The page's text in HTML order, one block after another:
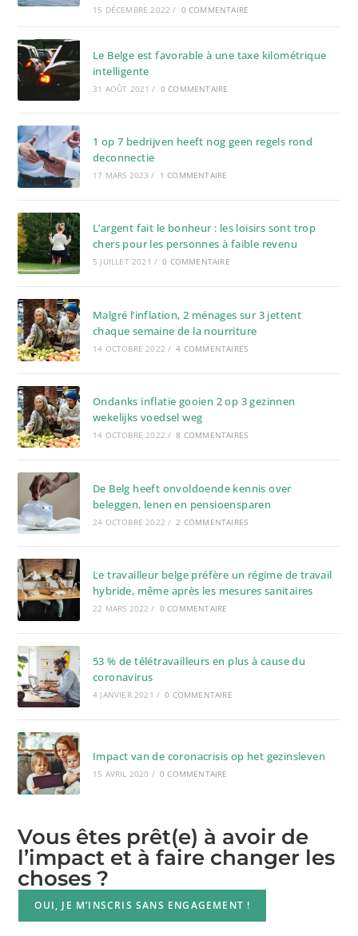
15 DÉCEMBRE 2022 / 0 COMMENTAIRE
Le Belge est favorable à une taxe kilométrique
intelligente
31 AOÛT 2021 / 0 COMMENTAIRE
1 op 7 bedrijven heeft nog geen regels rond
deconnectie
17 MARS 2023 / 1 COMMENTAIRE
L’argent fait le bonheur : les loisirs sont trop
chers pour les personnes à faible revenu
5 JUILLET 2021 / 0 COMMENTAIRE
Malgré l’inflation, 2 ménages sur 3 jettent
chaque semaine de la nourriture
14 OCTOBRE 2022 / 4 COMMENTAIRES
Ondanks inflatie gooien 2 op 3 gezinnen
wekelijks voedsel weg
14 OCTOBRE 2022 / 8 COMMENTAIRES
De Belg heeft onvoldoende kennis over
beleggen, lenen en pensioensparen
24 OCTOBRE 2022 / 2 COMMENTAIRES
Le travailleur belge préfère un régime de travail
hybride, même après les mesures sanitaires
22 MARS 2022 / 0 COMMENTAIRE
53 % de télétravailleurs en plus à cause du
coronavirus
4 JANVIER 2021 / 0 COMMENTAIRE
Impact van de coronacrisis op het gezinsleven
15 AVRIL 2020 / 0 COMMENTAIRE
Vous êtes prêt(e) à avoir de
l’impact et à faire changer les
choses ?
OUI, JE M’INSCRIS SANS ENGAGEMENT !